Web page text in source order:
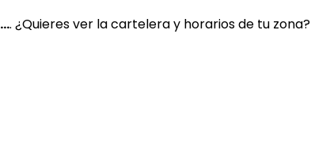
.... ¿Quieres ver la cartelera y horarios de tu zona?